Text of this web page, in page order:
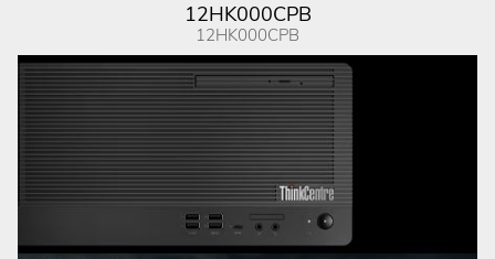
12HK000CPB
12HK000CPB